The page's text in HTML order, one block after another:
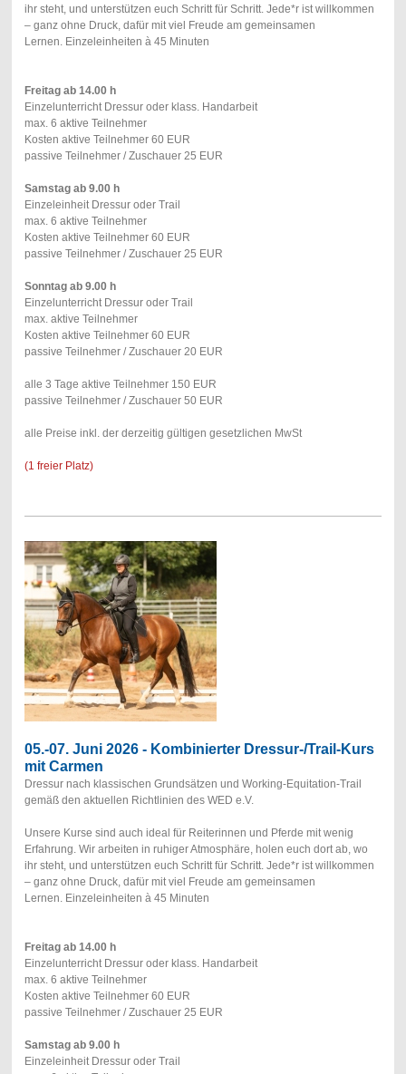
ihr steht, und unterstützen euch Schritt für Schritt. Jede*r ist willkommen
– ganz ohne Druck, dafür mit viel Freude am gemeinsamen
Lernen. Einzeleinheiten à 45 Minuten
Freitag ab 14.00 h
Einzelunterricht Dressur oder klass. Handarbeit
max. 6 aktive Teilnehmer
Kosten aktive Teilnehmer 60 EUR
passive Teilnehmer / Zuschauer 25 EUR
Samstag ab 9.00 h
Einzeleinheit Dressur oder Trail
max. 6 aktive Teilnehmer
Kosten aktive Teilnehmer 60 EUR
passive Teilnehmer / Zuschauer 25 EUR
Sonntag ab 9.00 h
Einzelunterricht Dressur oder Trail
max. aktive Teilnehmer
Kosten aktive Teilnehmer 60 EUR
passive Teilnehmer / Zuschauer 20 EUR
alle 3 Tage aktive Teilnehmer 150 EUR
passive Teilnehmer / Zuschauer 50 EUR
alle Preise inkl. der derzeitig gültigen gesetzlichen MwSt
(1 freier Platz)
05.-07. Juni 2026 - Kombinierter Dressur-/Trail-Kurs
mit Carmen
Dressur nach klassischen Grundsätzen und Working-Equitation-Trail
gemäß den aktuellen Richtlinien des WED e.V.
Unsere Kurse sind auch ideal für Reiterinnen und Pferde mit wenig
Erfahrung. Wir arbeiten in ruhiger Atmosphäre, holen euch dort ab, wo
ihr steht, und unterstützen euch Schritt für Schritt. Jede*r ist willkommen
– ganz ohne Druck, dafür mit viel Freude am gemeinsamen
Lernen. Einzeleinheiten à 45 Minuten
Freitag ab 14.00 h
Einzelunterricht Dressur oder klass. Handarbeit
max. 6 aktive Teilnehmer
Kosten aktive Teilnehmer 60 EUR
passive Teilnehmer / Zuschauer 25 EUR
Samstag ab 9.00 h
Einzeleinheit Dressur oder Trail